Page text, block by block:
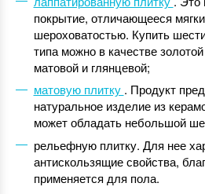
покрытие, отличающееся
шероховатостью. Купить
типа можно в качестве
матовой и глянцевой;
матовую плитку . Продукт
натуральное изделие из
может обладать небольшой
рельефную плитку. Для нее
антискользящие свойства,
применяется для пола.